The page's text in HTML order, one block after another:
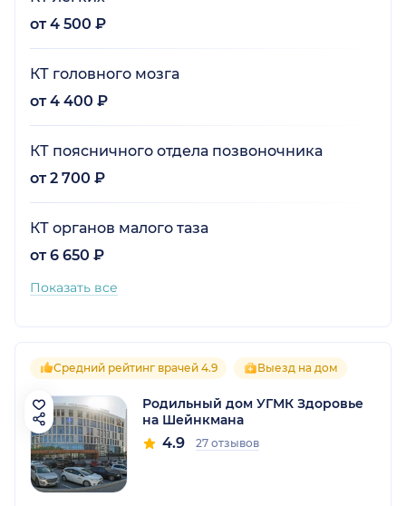
от 4 500 ₽
КТ головного мозга
от 4 400 ₽
КТ поясничного отдела позвоночника
от 2 700 ₽
КТ органов малого таза
от 6 650 ₽
Показать все
Средний рейтинг врачей 4.9 Выезд на дом
Родильный дом УГМК Здоровье
на Шейнкмана
4.9 27 отзывов